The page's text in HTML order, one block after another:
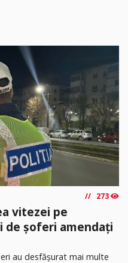
273
vitezei pe
de șoferi amendați
au desfășurat mai multe